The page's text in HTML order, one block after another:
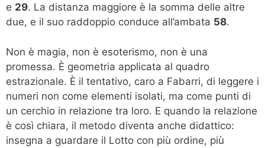
e 29. La distanza maggiore è la somma delle altre
due, e il suo raddoppio conduce all’ambata 58.
Non è magia, non è esoterismo, non è una
promessa. È geometria applicata al quadro
estrazionale. È il tentativo, caro a Fabarri, di leggere i
numeri non come elementi isolati, ma come punti di
un cerchio in relazione tra loro. E quando la relazione
è così chiara, il metodo diventa anche didattico:
insegna a guardare il Lotto con più ordine, più